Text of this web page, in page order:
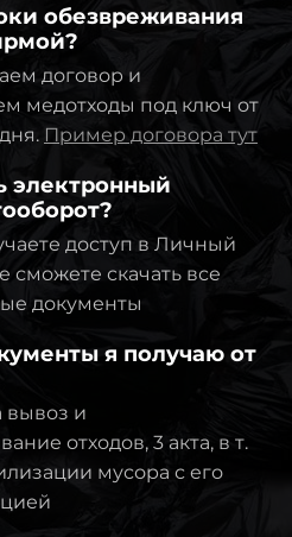
обезвреживания
договор и
медотходы под ключ от
Пример договора тут
электронный
доступ в Личный
сможете скачать все
документы
я получаю от
вывоз и
отходов, 3 акта, в т.
мусора с его